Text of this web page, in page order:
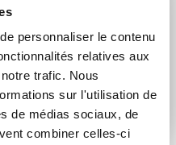
personnaliser le contenu
relatives aux
trafic. Nous
sur l'utilisation de
de médias sociaux, de
combiner celles-ci
main